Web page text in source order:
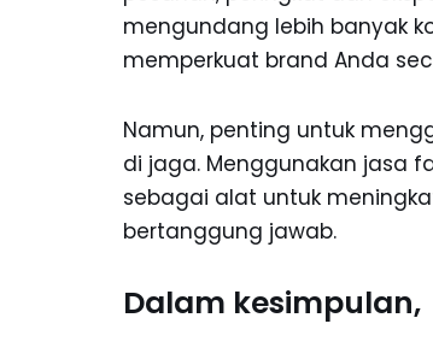
mengundang lebih banyak
memperkuat brand Anda
Namun, penting untuk
di jaga. Menggunakan jasa
sebagai alat untuk
bertanggung jawab.
Dalam kesimpulan,